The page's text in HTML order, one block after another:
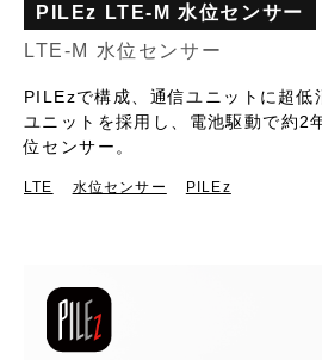
PILEz LTE-M 水位センサー
LTE-M 水位センサー
PILEzで構成、通信ユニットに超
ユニットを採用し、電池駆動で約2
位センサー。
LTE 水位センサー PILEz